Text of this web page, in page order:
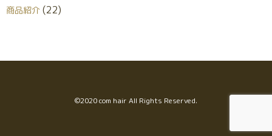
商品紹介 (22)
©︎2020 com hair All Rights Reserved.